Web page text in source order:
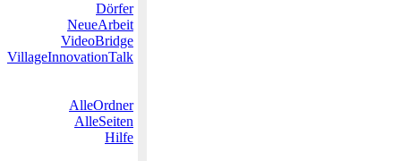
Dörfer
NeueArbeit
VideoBridge
VillageInnovationTalk
AlleOrdner
AlleSeiten
Hilfe